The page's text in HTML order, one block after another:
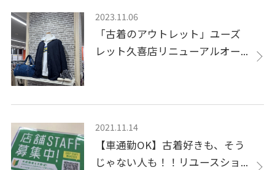
2023.11.06
「古着のアウトレット」ユーズ
レット久喜店リニューアルオー...
2021.11.14
【車通勤OK】古着好きも、そう
じゃない人も！！リユースショ...